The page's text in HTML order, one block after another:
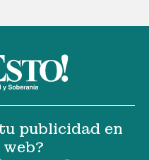
publicidad en